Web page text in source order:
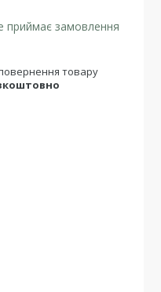
приймає замовлення
товару